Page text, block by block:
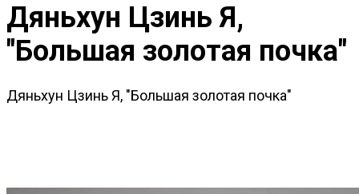
Дяньхун Цзинь Я,
"Большая золотая почка"
Дяньхун Цзинь Я, "Большая золотая почка"